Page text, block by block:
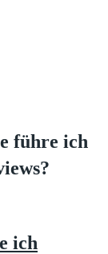
führe ich
ich